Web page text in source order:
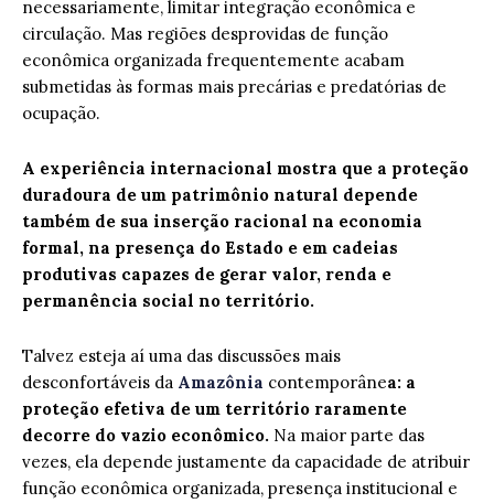
necessariamente, limitar integração econômica e
circulação. Mas regiões desprovidas de função
econômica organizada frequentemente acabam
submetidas às formas mais precárias e predatórias de
ocupação.
A experiência internacional mostra que a proteção
duradoura de um patrimônio natural depende
também de sua inserção racional na economia
formal, na presença do Estado e em cadeias
produtivas capazes de gerar valor, renda e
permanência social no território.
Talvez esteja aí uma das discussões mais
desconfortáveis da Amazônia contemporânea: a
proteção efetiva de um território raramente
decorre do vazio econômico. Na maior parte das
vezes, ela depende justamente da capacidade de atribuir
função econômica organizada, presença institucional e